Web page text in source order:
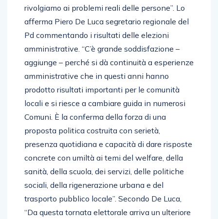
rivolgiamo ai problemi reali delle persone”. Lo
afferma Piero De Luca segretario regionale del
Pd commentando i risultati delle elezioni
amministrative. “C’è grande soddisfazione –
aggiunge – perché si dà continuità a esperienze
amministrative che in questi anni hanno
prodotto risultati importanti per le comunità
locali e si riesce a cambiare guida in numerosi
Comuni. È la conferma della forza di una
proposta politica costruita con serietà,
presenza quotidiana e capacità di dare risposte
concrete con umiltà ai temi del welfare, della
sanità, della scuola, dei servizi, delle politiche
sociali, della rigenerazione urbana e del
trasporto pubblico locale”. Secondo De Luca,
“Da questa tornata elettorale arriva un ulteriore